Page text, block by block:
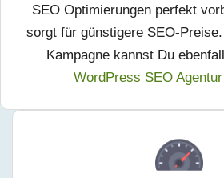
SEO Optimierungen perfekt
sorgt für günstigere SEO-
Kampagne kannst Du
WordPress SEO Agentur